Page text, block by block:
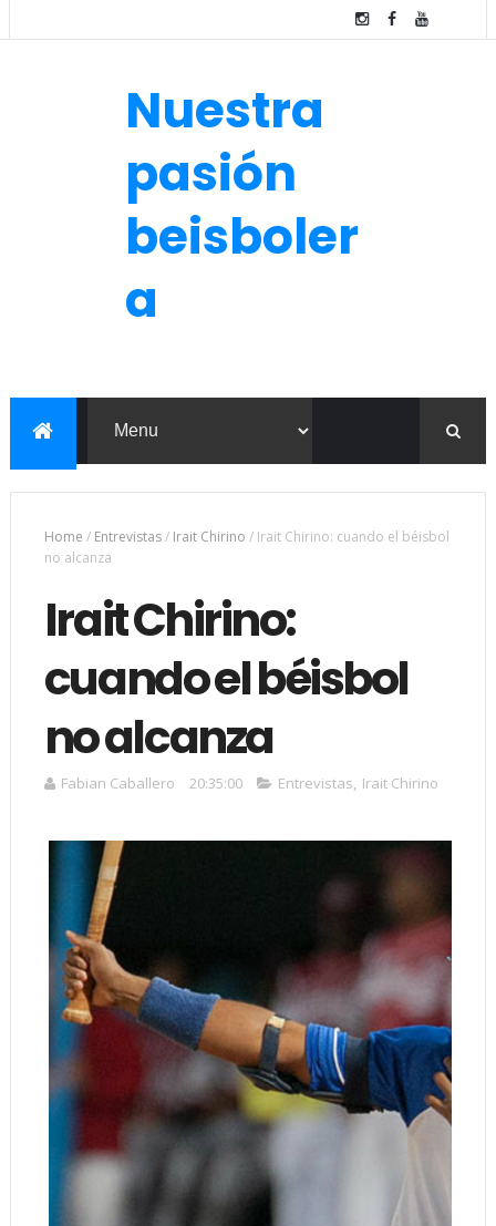
Nuestra
pasión
beisboler
a
Home / Entrevistas/ Irait Chirino / Irait Chirino: cuando el béisbol
no alcanza
Irait Chirino:
cuando el béisbol
no alcanza
Fabian Caballero 20:35:00 Entrevistas, Irait Chirino